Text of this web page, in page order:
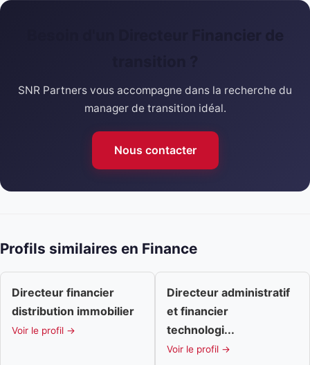
SNR Partners vous accompagne dans la recherche du
manager de transition idéal.
Nous contacter
Profils similaires en Finance
Directeur financier
distribution immobilier
Voir le profil →
Directeur administratif
et financier
technologi...
Voir le profil →